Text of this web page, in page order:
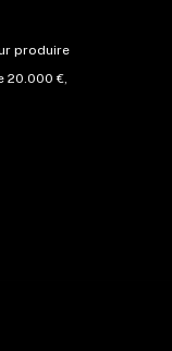
produire
20.000 €,